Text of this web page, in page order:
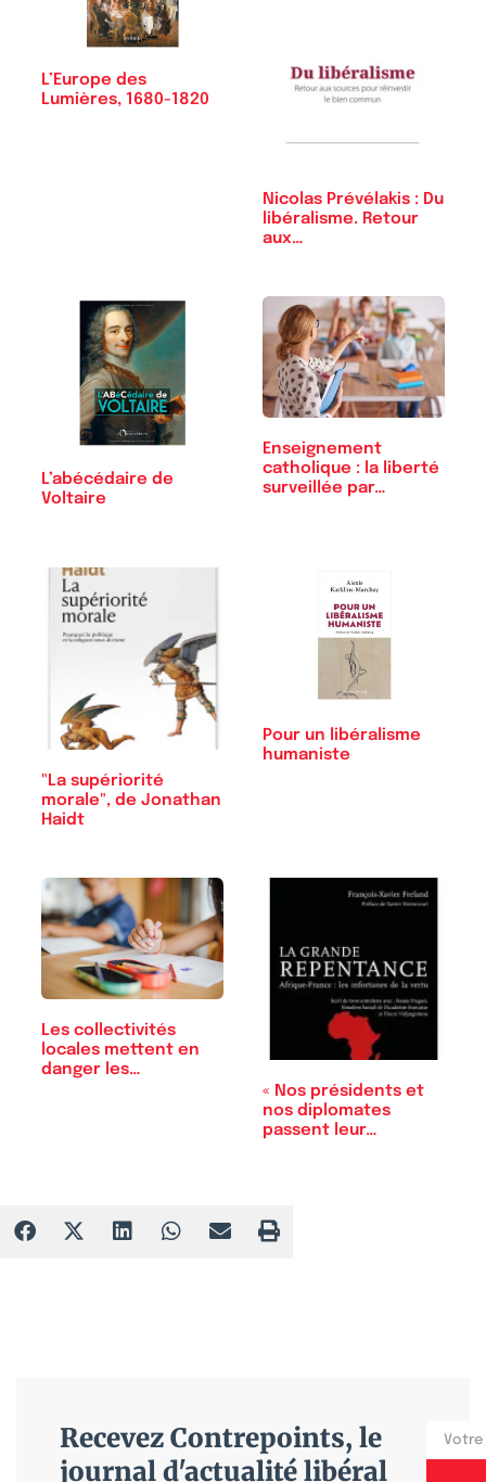
L’Europe des
Lumières, 1680-1820
Nicolas Prévélakis : Du
libéralisme. Retour
aux…
L’abécédaire de
Voltaire
Enseignement
catholique : la liberté
surveillée par…
"La supériorité
morale", de Jonathan
Haidt
Pour un libéralisme
humaniste
Les collectivités
locales mettent en
danger les…
« Nos présidents et
nos diplomates
passent leur…
Recevez Contrepoints, le
journal d'actualité libéral